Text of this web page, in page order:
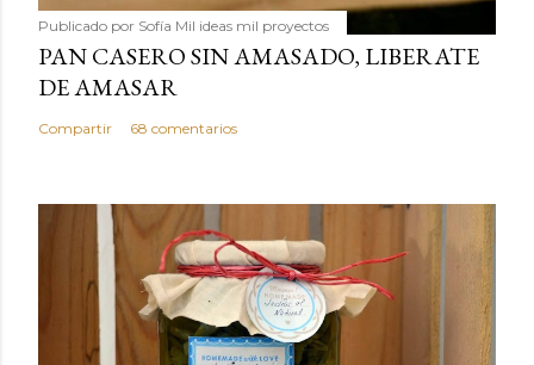
Publicado por Sofía Mil ideas mil proyectos
PAN CASERO SIN AMASADO, LIBERATE
DE AMASAR
Compartir 68 comentarios